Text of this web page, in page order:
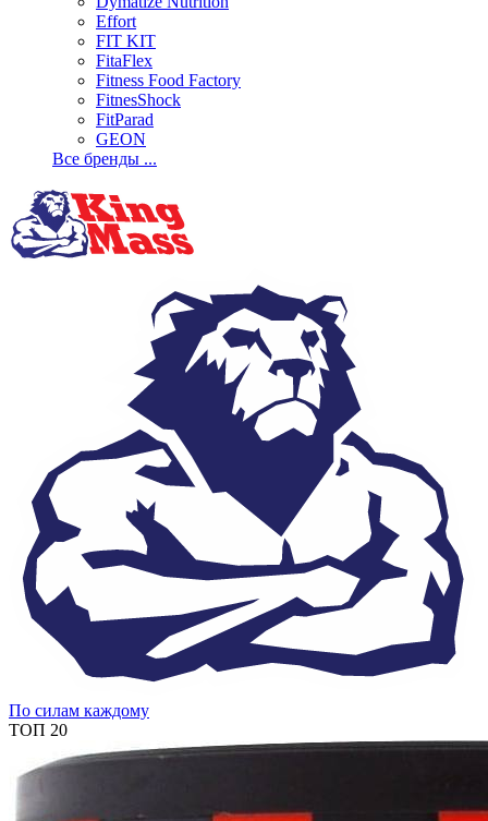
Effort
FIT KIT
FitaFlex
Fitness Food Factory
FitnesShock
FitParad
GEON
Все бренды ...
По силам каждому
ТОП 20